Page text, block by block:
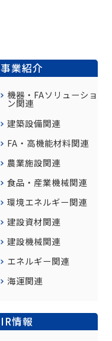
事業紹介
機器・FAソリューショ
ン関連
建築設備関連
FA・高機能材料関連
農業施設関連
食品・産業機械関連
環境エネルギー関連
建設資材関連
建設機械関連
エネルギー関連
海運関連
IR情報